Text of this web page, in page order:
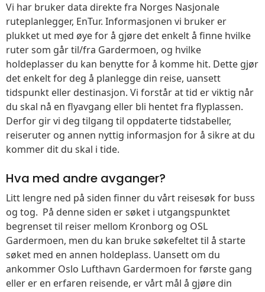
Vi har bruker data direkte fra Norges Nasjonale
ruteplanlegger, EnTur. Informasjonen vi bruker er
plukket ut med øye for å gjøre det enkelt å finne hvilke
ruter som går til/fra Gardermoen, og hvilke
holdeplasser du kan benytte for å komme hit. Dette gjør
det enkelt for deg å planlegge din reise, uansett
tidspunkt eller destinasjon. Vi forstår at tid er viktig når
du skal nå en flyavgang eller bli hentet fra flyplassen.
Derfor gir vi deg tilgang til oppdaterte tidstabeller,
reiseruter og annen nyttig informasjon for å sikre at du
kommer dit du skal i tide.
Hva med andre avganger?
Litt lengre ned på siden finner du vårt reisesøk for buss
og tog. På denne siden er søket i utgangspunktet
begrenset til reiser mellom Kronborg og OSL
Gardermoen, men du kan bruke søkefeltet til å starte
søket med en annen holdeplass. Uansett om du
ankommer Oslo Lufthavn Gardermoen for første gang
eller er en erfaren reisende, er vårt mål å gjøre din